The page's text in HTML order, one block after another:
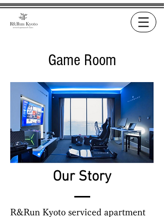
​Game Room
Our Story
R&Run Kyoto serviced apartment